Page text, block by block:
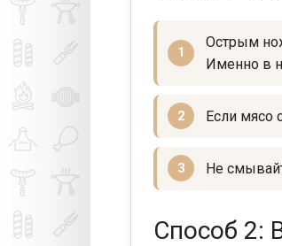
Острым
Именно в
Если мясо
Не
Способ 2: